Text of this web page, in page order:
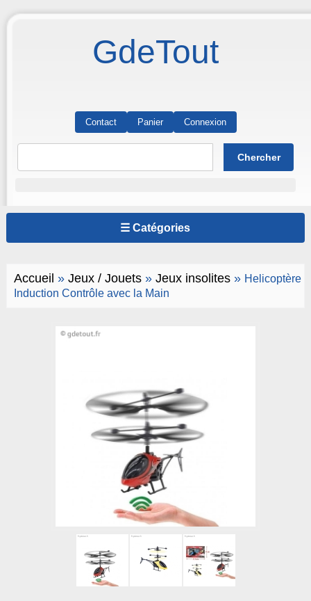
GdeTout
Contact Panier Connexion
☰ Catégories
Accueil » Jeux / Jouets» Jeux insolites» Helicoptère
Induction Contrôle avec la Main